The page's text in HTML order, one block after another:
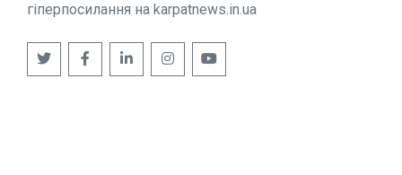
гіперпосилання на karpatnews.in.ua